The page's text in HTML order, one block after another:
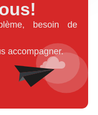
besoin de
accompagner.